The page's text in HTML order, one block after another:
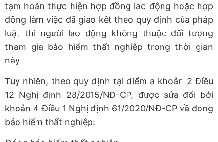
tạm hoãn thực hiện hợp đồng lao động hoặc hợp
đồng làm việc đã giao kết theo quy định của pháp
luật thì người lao động không thuộc đối tượng
tham gia bảo hiểm thất nghiệp trong thời gian
này.
Tuy nhiên, theo quy định tại điểm a khoản 2 Điều
12 Nghị định 28/2015/NĐ-CP, được sửa đổi bởi
khoản 4 Điều 1 Nghị định 61/2020/NĐ-CP về đóng
bảo hiểm thất nghiệp: